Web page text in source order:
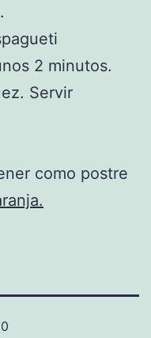
2 minutos.
Servir
como postre